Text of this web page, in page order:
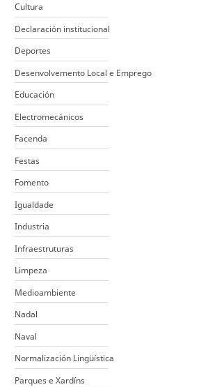
Cultura
Declaración institucional
Deportes
Desenvolvemento Local e Emprego
Educación
Electromecánicos
Facenda
Festas
Fomento
Igualdade
Industria
Infraestruturas
Limpeza
Medioambiente
Nadal
Naval
Normalización Lingüística
Parques e Xardíns